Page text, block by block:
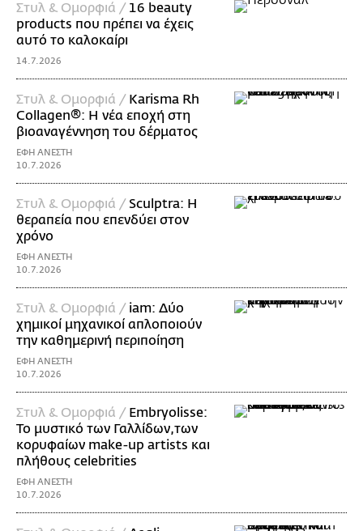
Στυλ & Ομορφιά / 16 beauty
products που πρέπει να έχεις
αυτό το καλοκαίρι
14.7.2026
Στυλ & Ομορφιά / Karisma Rh
Collagen®: Η νέα εποχή στη
βιοαναγέννηση του δέρματος
ΕΦΗ ΑΝΕΣΤΗ
10.7.2026
Στυλ & Ομορφιά / Sculptra: Η
θεραπεία που επενδύει στον
χρόνο
ΕΦΗ ΑΝΕΣΤΗ
10.7.2026
Στυλ & Ομορφιά / iam: Δύο
χημικοί μηχανικοί απλοποιούν
την καθημερινή περιποίηση
ΕΦΗ ΑΝΕΣΤΗ
10.7.2026
Στυλ & Ομορφιά / Embryolisse:
Το μυστικό των Γαλλίδων,των
κορυφαίων make-up artists και
πλήθους celebrities
ΕΦΗ ΑΝΕΣΤΗ
10.7.2026